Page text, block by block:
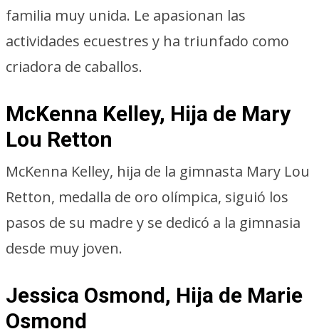
familia muy unida. Le apasionan las
actividades ecuestres y ha triunfado como
criadora de caballos.
McKenna Kelley, Hija de Mary
Lou Retton
McKenna Kelley, hija de la gimnasta Mary Lou
Retton, medalla de oro olímpica, siguió los
pasos de su madre y se dedicó a la gimnasia
desde muy joven.
Jessica Osmond, Hija de Marie
Osmond